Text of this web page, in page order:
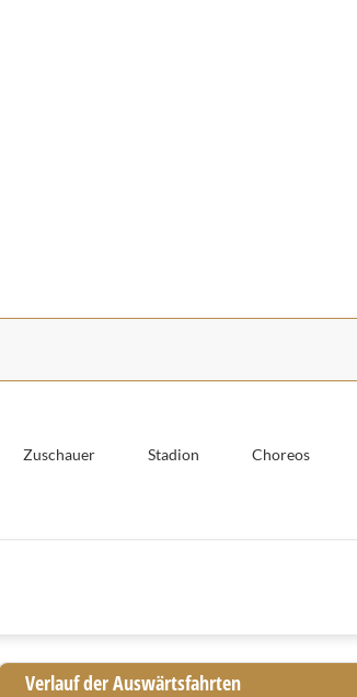
Zuschauer Stadion Choreos
Verlauf der Auswärtsfahrten